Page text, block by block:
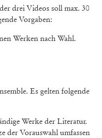
drei Videos soll max. 30
Vorgaben:
Werken nach Wahl.
Es gelten folgende
Werke der Literatur.
der Vorauswahl umfassen